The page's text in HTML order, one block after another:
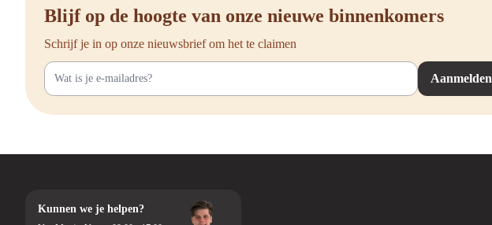
Blijf op de hoogte van onze nieuwe binnenkomers
Schrijf je in op onze nieuwsbrief om het te claimen
Aanmelden
Kunnen we je helpen?